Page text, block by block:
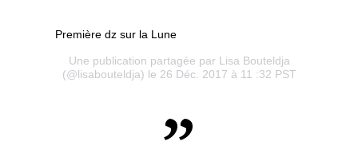
Première dz sur la Lune
Une publication partagée par Lisa Bouteldja
(@lisabouteldja) le 26 Déc. 2017 à 11 :32 PST